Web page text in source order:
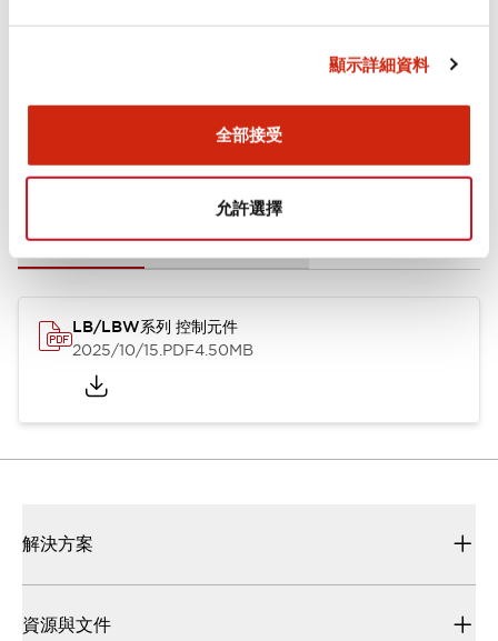
顯示詳細資料
全部接受
允許選擇
安裝和安裝規範
文件和檔案
型錄和宣傳手冊 CAD檔 認證與標準
LB/LBW系列 控制元件
2025/10/15.PDF4.50MB
解決方案
資源與文件